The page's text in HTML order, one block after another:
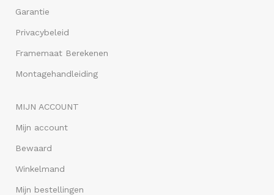
Garantie
Privacybeleid
Framemaat Berekenen
Montagehandleiding
MIJN ACCOUNT
Mijn account
Bewaard
Winkelmand
Mijn bestellingen